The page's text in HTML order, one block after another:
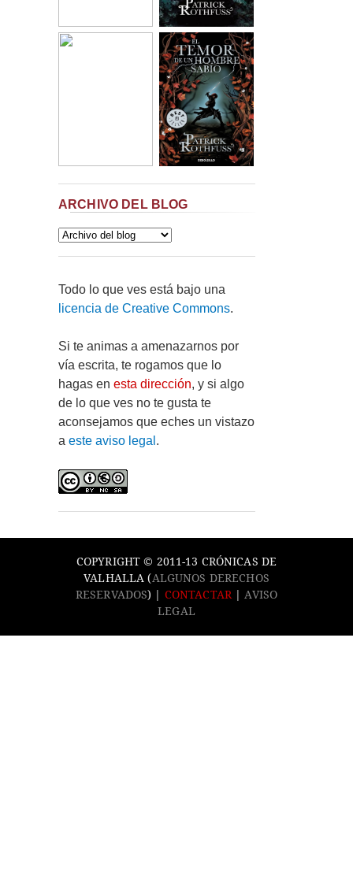
ARCHIVO DEL BLOG
Todo lo que ves está bajo una
licencia de Creative Commons.
Si te animas a amenazarnos por
vía escrita, te rogamos que lo
hagas en esta dirección, y si algo
de lo que ves no te gusta te
aconsejamos que eches un vistazo
a este aviso legal .
COPYRIGHT © 2011-13 CRÓNICAS DE
VALHALLA (ALGUNOS DERECHOS
RESERVADOS) | CONTACTAR
AVISO
LEGAL